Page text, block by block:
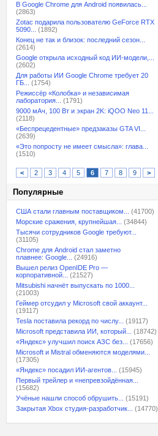
В Google Chrome для Android появилась...
(2863)
Zotac подарила пользователю GeForce RTX
5090...
(1892)
Конец не так и близок: последний сезон...
(2614)
Google открыла исходный код ИИ-модели,...
(2602)
Для работы ИИ Google Chrome требует 20
ГБ...
(1754)
Режиссёр «Колобка» и независимая
лаборатория...
(1791)
9000 мАч, 100 Вт и экран 2K: iQOO Neo 11...
(2118)
«Беспрецедентные» предзаказы GTA VI...
(2639)
«Это попросту не имеет смысла»: глава...
(1510)
< 2 3 4 5 6 7 8 9 >
Популярные
США стали главным поставщиком...
(41700)
Морские сражения, крупнейшая...
(34844)
Тысячи сотрудников Google требуют...
(31105)
Chrome для Android стал заметно
плавнее: Google...
(24916)
Вышел релиз OpenIDE Pro —
корпоративной...
(21527)
Mitsubishi начнёт выпускать по 1000...
(21003)
Геймер отсудил у Microsoft свой аккаунт...
(19117)
Tesla поставила рекорд по числу...
(19117)
Microsoft представила ИИ, который...
(18742)
«Яндекс» улучшил поиск АЗС без...
(17656)
Microsoft и Mistral обменяются моделями...
(17305)
«Яндекс» посадил ИИ-агентов...
(15945)
Первый трейлер и «непревзойдённая...
(15682)
Учёные нашли способ обрушить...
(15191)
Закрытая Xbox студия-разработчик...
(14770)